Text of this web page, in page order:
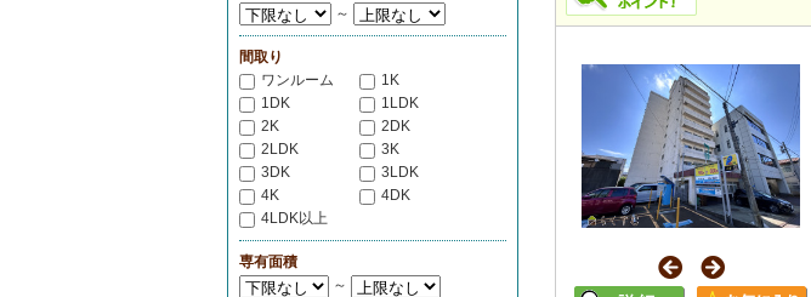
～
間取り
ワンルーム
1K
1DK
1LDK
2K
2DK
2LDK
3K
3DK
3LDK
4K
4DK
4LDK以上
専有面積
～